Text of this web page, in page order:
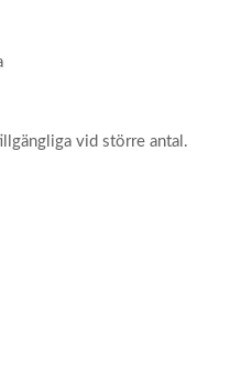
vid större antal.